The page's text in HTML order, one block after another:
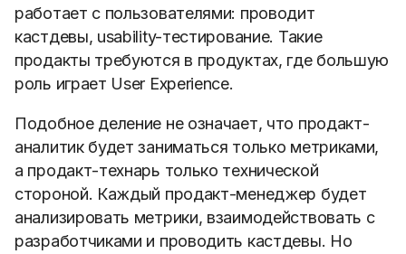
работает с пользователями: проводит
кастдевы, usability-тестирование. Такие
продакты требуются в продуктах, где большую
роль играет User Experience.
Подобное деление не означает, что продакт-
аналитик будет заниматься только метриками,
а продакт-технарь только технической
стороной. Каждый продакт-менеджер будет
анализировать метрики, взаимодействовать с
разработчиками и проводить кастдевы. Но